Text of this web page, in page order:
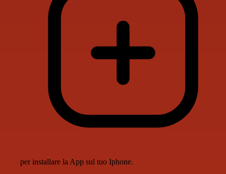
per installare la App sul tuo Iphone.